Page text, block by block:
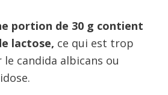
portion de 30 g contient
lactose, ce qui est trop
candida albicans ou